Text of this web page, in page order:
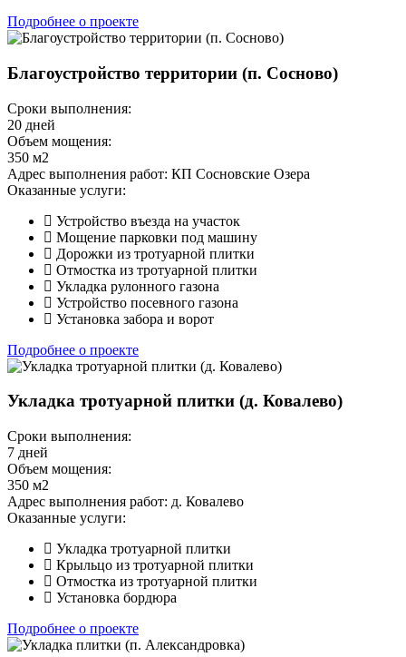
Подробнее о проекте
Благоустройство территории (п. Сосново)
Сроки выполнения:
20 дней
Объем мощения:
350 м2
Адрес выполнения работ: КП Сосновские Озера
Оказанные услуги:
Устройство въезда на участок
Мощение парковки под машину
Дорожки из тротуарной плитки
Отмостка из тротуарной плитки
Укладка рулонного газона
Устройство посевного газона
Установка забора и ворот
Подробнее о проекте
Укладка тротуарной плитки (д. Ковалево)
Сроки выполнения:
7 дней
Объем мощения:
350 м2
Адрес выполнения работ: д. Ковалево
Оказанные услуги:
Укладка тротуарной плитки
Крыльцо из тротуарной плитки
Отмостка из тротуарной плитки
Установка бордюра
Подробнее о проекте